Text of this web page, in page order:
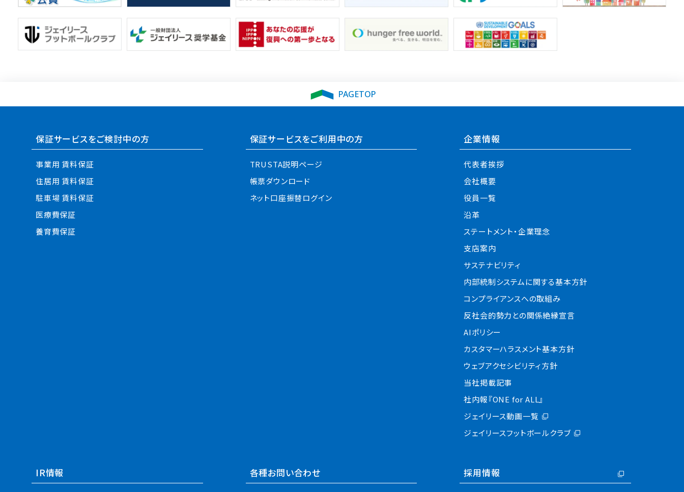
PAGETOP
保証サービスをご検討中の方
事業用 賃料保証
住居用 賃料保証
駐車場 賃料保証
医療費保証
養育費保証
保証サービスをご利用中の方
TRUSTA説明ページ
帳票ダウンロード
ネット口座振替ログイン
企業情報
代表者挨拶
会社概要
役員一覧
沿革
ステートメント・企業理念
支店案内
サステナビリティ
内部統制システムに関する基本方針
コンプライアンスへの取組み
反社会的勢力との関係絶縁宣言
AIポリシー
カスタマーハラスメント基本方針
ウェブアクセシビリティ方針
当社掲載記事
社内報『ONE for ALL』
ジェイリース動画一覧
ジェイリースフットボールクラブ
IR情報 各種お問い合わせ 採用情報